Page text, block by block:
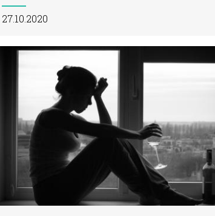
27.10.2020